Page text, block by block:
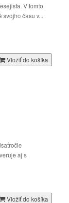
V tomto
svojho času v...
Vložiť do košíka
aj s
Vložiť do košíka